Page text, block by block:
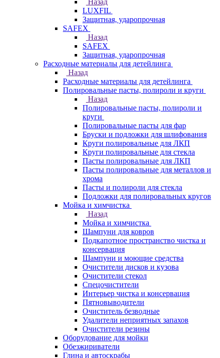
Назад
LUXFIL
Защитная, ударопрочная
SAFEX
Назад
SAFEX
Защитная, ударопрочная
Расходные материалы для детейлинга
Назад
Расходные материалы для детейлинга
Полировальные пасты, полироли и круги
Назад
Полировальные пасты, полироли и
круги
Полировальные пасты для фар
Бруски и подложки для шлифования
Круги полировальные для ЛКП
Круги полировальные для стекла
Пасты полировальные для ЛКП
Пасты полировальные для металлов и
хрома
Пасты и полироли для стекла
Подложки для полировальных кругов
Мойка и химчистка
Назад
Мойка и химчистка
Шампуни для ковров
Подкапотное пространство чистка и
консервация
Шампуни и моющие средства
Очистители дисков и кузова
Очистители стекол
Спецочистители
Интерьер чистка и консервация
Пятновыводители
Очиститель безводные
Удалители неприятных запахов
Очистители резины
Оборудование для мойки
Обезжириватели
Глина и автоскрабы